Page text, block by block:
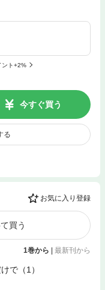
ント+2%
今すぐ買う
る
お気に入り登録
買う
1巻から | 最新刊から
で（1）